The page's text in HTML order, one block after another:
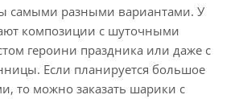
самыми разными вариантами. У
композиции с шуточными
героини праздника или даже с
Если планируется большое
то можно заказать шарики с